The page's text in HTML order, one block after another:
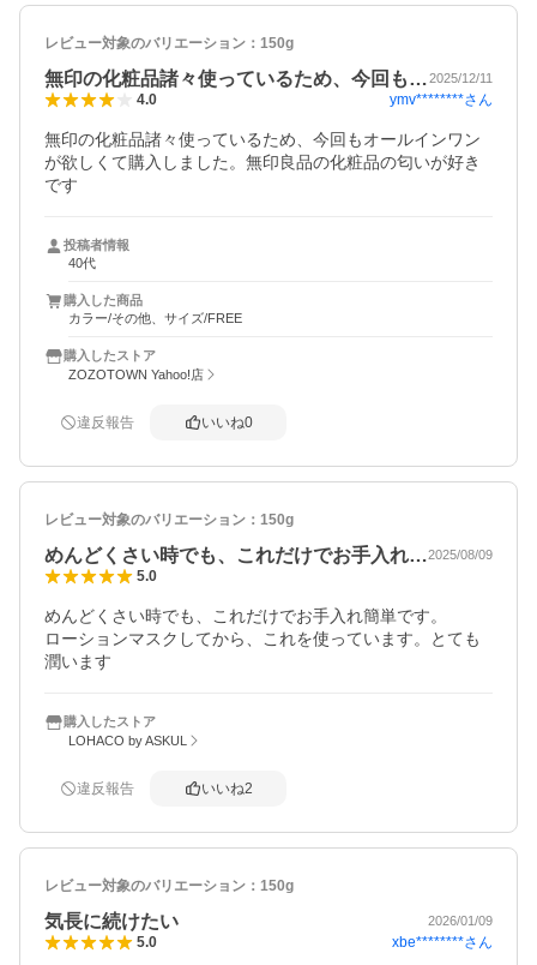
レビュー対象のバリエーション： 150g
無印の化粧品諸々使っているため、今回も…2025/12/11
4.0 ymv********さん
無印の化粧品諸々使っているため、今回もオールインワン
が欲しくて購入しました。無印良品の化粧品の匂いが好き
です
投稿者情報
40代
購入した商品
カラー/その他、サイズ/FREE
購入したストア
ZOZOTOWN Yahoo!店
違反報告 いいね0
レビュー対象のバリエーション： 150g
めんどくさい時でも、これだけでお手入れ…2025/08/09
5.0
めんどくさい時でも、これだけでお手入れ簡単です。
ローションマスクしてから、これを使っています。とても
潤います
購入したストア
LOHACO by ASKUL
違反報告 いいね2
レビュー対象のバリエーション： 150g
気長に続けたい 2026/01/09
5.0 xbe********さん